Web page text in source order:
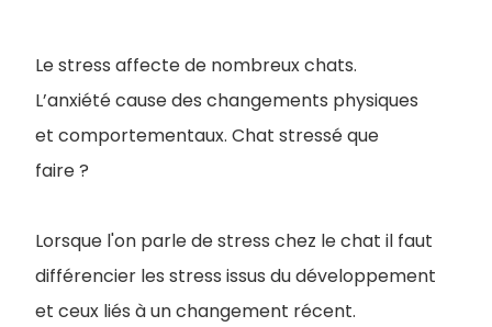
Le stress affecte de nombreux chats.
L’anxiété cause des changements physiques
et comportementaux. Chat stressé que
faire ?
Lorsque l'on parle de stress chez le chat il faut
différencier les stress issus du développement
et ceux liés à un changement récent.